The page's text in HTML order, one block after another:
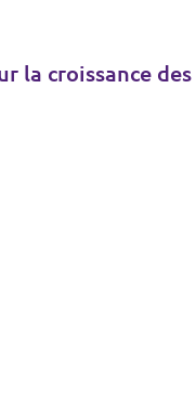
la croissance